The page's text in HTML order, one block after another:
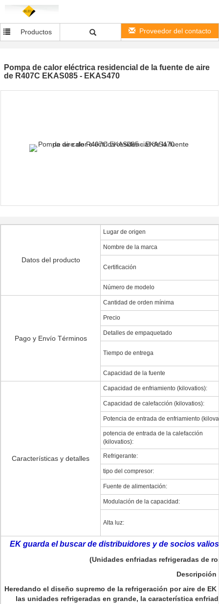
Productos Proveedor del contacto
Pompa de calor eléctrica residencial de la fuente de aire
de R407C EKAS085 - EKAS470
Datos del producto
Lugar de origen
Nombre de la marca
Certificación
Número de modelo
Pago y Envío Términos
Cantidad de orden mínima
Precio
Detalles de empaquetado
Tiempo de entrega
Capacidad de la fuente
Características y detalles
Capacidad de enfriamiento (kilovatios):
Capacidad de calefacción (kilovatios):
Potencia de entrada de enfriamiento
potencia de entrada de la calefacción
(kilovatios):
Refrigerante:
tipo del compresor:
Fuente de alimentación:
Modulación de la capacidad:
Alta luz:
EK guarda el buscar de distribuidores y de socios
(Unidades enfriadas refrigeradas de
Descripción
Heredando el diseño supremo de la refrigeración por aire de
las unidades refrigeradas en grande, la característica